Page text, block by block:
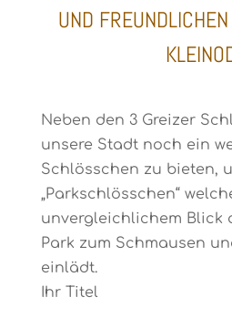
ND FREUNDLICHEN
Neben den 3 Greizer
unsere Stadt noch ein
Schlösschen zu bieten,
„Parkschlösschen“
unvergleichlichem Blick
Park zum Schmausen
einlädt.
Ihr Titel